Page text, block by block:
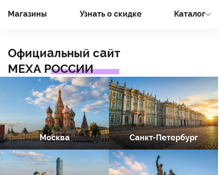
Магазины Узнать о cкидке Каталог
Официальный сайт
МЕХА РОССИИ
Москва Санкт-Петербург